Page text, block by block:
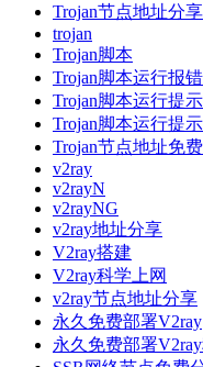
Trojan节点地址分享
trojan
Trojan脚本
Trojan脚本运行报错
Trojan脚本运行提
Trojan脚本运行提
Trojan节点地址免
v2ray
v2rayN
v2rayNG
v2ray地址分享
V2ray搭建
V2ray科学上网
v2ray节点地址分享
永久免费部署V2ray
永久免费部署